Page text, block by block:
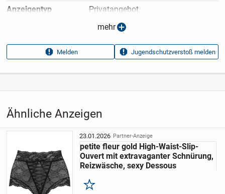
Ähnliche Anzeigen
23.01.2026 Partner-Anzeige
petite fleur gold High-Waist-Slip-
Ouvert mit extravaganter Schnürung,
Reizwäsche, sexy Dessous
Merken
Anzeigen­typ
Privatangebot
19.07.2026
Anzeigen­kennung
c379a5d6
Aufrufe dieser
82
Damenkleidung›
Shapewear
mehr
Melden Jugendschutzverstoß melden